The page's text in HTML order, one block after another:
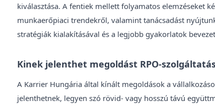
kiválasztása. A fentiek mellett folyamatos elemzéseket
munkaerőpiaci trendekről, valamint tanácsadást
stratégiák kialakításával és a legjobb gyakorlatok
Kinek jelenthet megoldást RPO-
A Karrier Hungária által kínált megoldások a
jelenthetnek, legyen szó rövid- vagy hosszú távú